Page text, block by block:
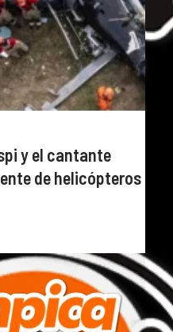
y el cantante
de helicópteros